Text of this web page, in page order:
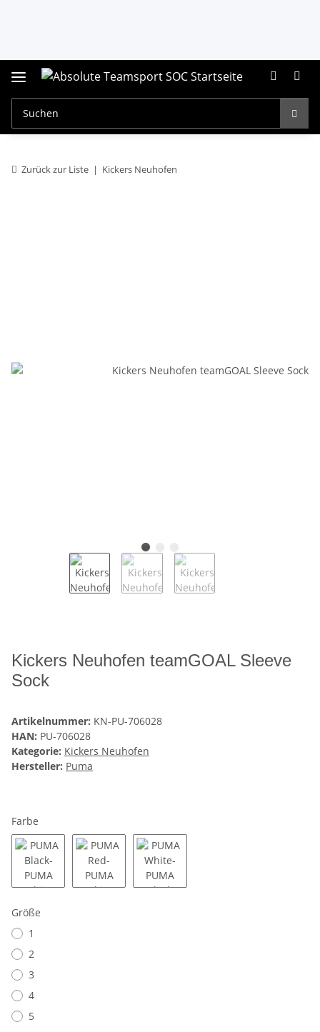
Zurück zur Liste Kickers Neuhofen
Kickers Neuhofen teamGOAL Sleeve
Sock
Artikelnummer: KN-PU-706028
HAN: PU-706028
Kategorie: Kickers Neuhofen
Hersteller: Puma
Farbe
Größe
1
2
3
4
5